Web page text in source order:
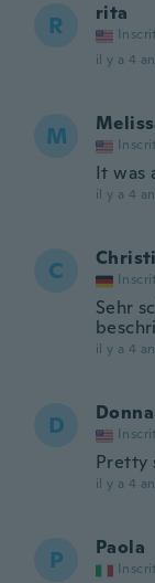
R rita
il y a 4
M
It was
il y a 4
C
Sehr
il y a 4
D Donna
Pretty
il y a 4
P Paola